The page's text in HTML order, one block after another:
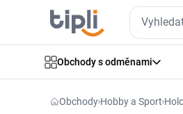
Obchody s odměnami
Obchody Hobby a Sport